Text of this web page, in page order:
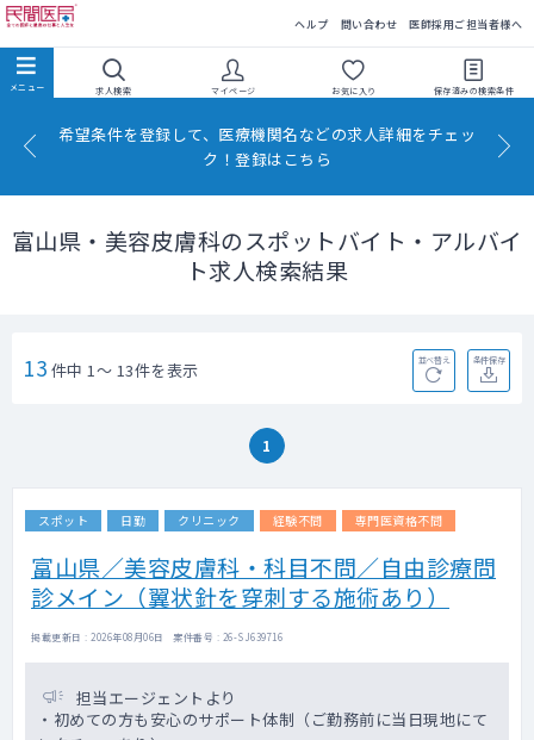
ヘルプ 問い合わせ 医師採用ご担当者様へ
求人検索 マイページ お気に入り 保存済みの検索条件
希望条件を登録して、医療機関名などの求人詳細をチェッ
ク！登録はこちら
富山県・美容皮膚科のスポットバイト・アルバイ
ト求人検索結果
13 件中 1～ 13件を表示 並べ替え 条件保存
1
スポット 日勤 クリニック 経験不問 専門医資格不問
富山県／美容皮膚科・科目不問／自由診療問
診メイン（翼状針を穿刺する施術あり）
掲載更新日 : 2026年08月06日 案件番号 : 26-SJ639716
担当エージェントより
・初めての方も安心のサポート体制（ご勤務前に当日現地にて